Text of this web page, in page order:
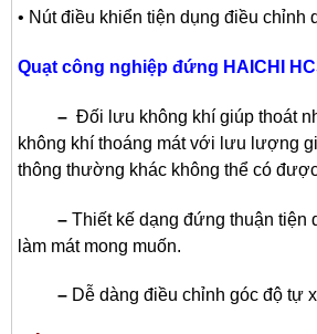
• Nút điều khiển tiện dụng điều chỉnh
Quạt công nghiệp đứng HAICHI
– Đối lưu không khí giúp thoát
không khí thoáng mát với lưu lượng
thông thường khác không thể có
– Thiết kế dạng đứng thuận tiện
làm mát mong muốn.
– Dễ dàng điều chỉnh góc độ tự